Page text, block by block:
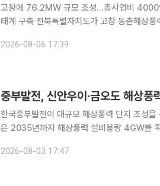
고창에 76.2MW 규모 조성…총사업비 4000
태계 구축 전북특별자치도가 고창 동촌해상풍력사업을 발판으로 RE100 기업 유치와 신재생에너지
2026-08-06 17:39
중부발전, 신안우이·금오도 해상
한국중부발전이 대규모 해상풍력 단지 조성
은 2035년까지 해상풍력 설비용량 4GW를
있다. 가장 주목받는 앵커 사업은 전남 신안
2026-08-03 17:47